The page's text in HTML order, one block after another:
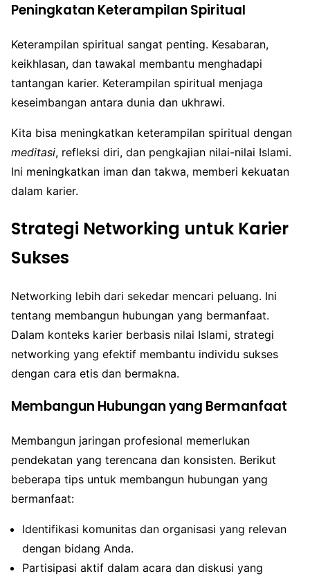
Peningkatan Keterampilan Spiritual
Keterampilan spiritual sangat penting. Kesabaran,
keikhlasan, dan tawakal membantu menghadapi
tantangan karier. Keterampilan spiritual menjaga
keseimbangan antara dunia dan ukhrawi.
Kita bisa meningkatkan keterampilan spiritual dengan
meditasi, refleksi diri, dan pengkajian nilai-nilai Islami.
Ini meningkatkan iman dan takwa, memberi kekuatan
dalam karier.
Strategi Networking untuk Karier
Sukses
Networking lebih dari sekedar mencari peluang. Ini
tentang membangun hubungan yang bermanfaat.
Dalam konteks karier berbasis nilai Islami, strategi
networking yang efektif membantu individu sukses
dengan cara etis dan bermakna.
Membangun Hubungan yang Bermanfaat
Membangun jaringan profesional memerlukan
pendekatan yang terencana dan konsisten. Berikut
beberapa tips untuk membangun hubungan yang
bermanfaat:
Identifikasi komunitas dan organisasi yang relevan
dengan bidang Anda.
Partisipasi aktif dalam acara dan diskusi yang